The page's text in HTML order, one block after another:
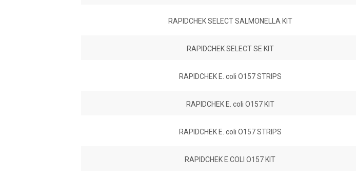
RAPIDCHEK SELECT SALMONELLA KIT
RAPIDCHEK SELECT SE KIT
RAPIDCHEK E. coli O157 STRIPS
RAPIDCHEK E. coli O157 KIT
RAPIDCHEK E. coli O157 STRIPS
RAPIDCHEK E.COLI O157 KIT